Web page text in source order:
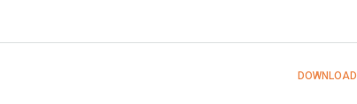
DOWNLOAD